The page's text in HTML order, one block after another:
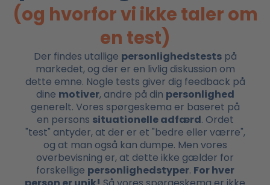
(og hvorfor vi ikke taler om
en test)
Der findes utallige personlighedstestspå
markedet, og der er en livlig diskussion om
dette emne. Nogle tests giver dig feedback på
dine motiver, andre på din personlighed
generelt. Vores spørgeskema er baseret på
en persons situationelle adfærd. Ordet
"test" antyder, at der er et "bedre eller værre",
og at man også kan dumpe. Men vores
overbevisning er, at dette ikke gælder for
forskellige personlighedstyper. For hver